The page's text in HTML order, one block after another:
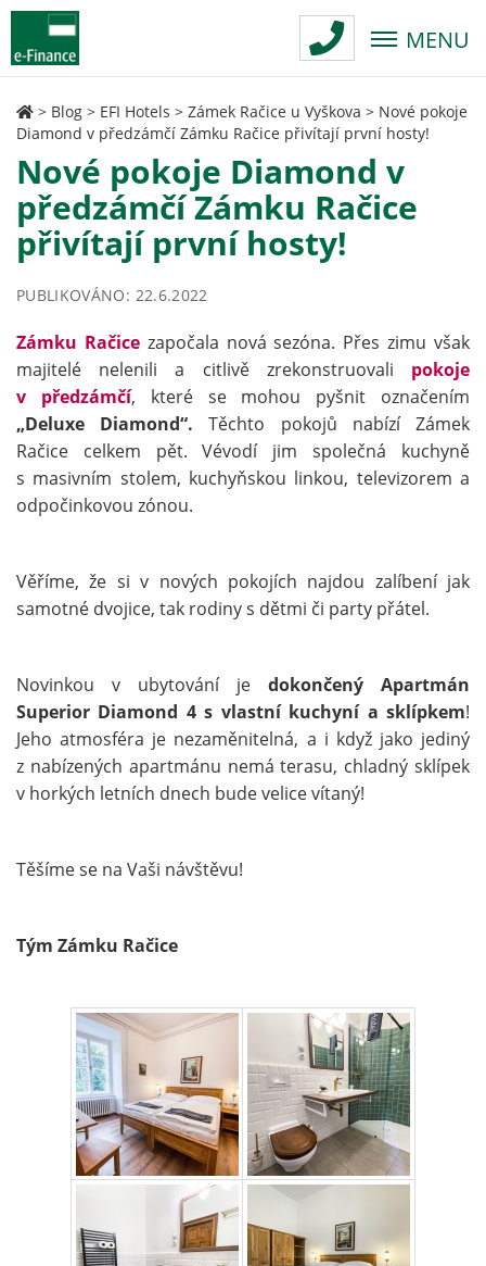
MENU
> Blog > EFI Hotels > Zámek Račice u Vyškova > Nové pokoje
Diamond v předzámčí Zámku Račice přivítají první hosty!
Nové pokoje Diamond v
předzámčí Zámku Račice
přivítají první hosty!
PUBLIKOVÁNO: 22.6.2022
Zámku Račicezapočala nová sezóna. Přes zimu však
majitelé nelenili a citlivě zrekonstruovali pokoje
v předzámčí, které se mohou pyšnit označením
„Deluxe Diamond“. Těchto pokojů nabízí Zámek
Račice celkem pět. Vévodí jim společná kuchyně
s masivním stolem, kuchyňskou linkou, televizorem a
odpočinkovou zónou.
Věříme, že si v nových pokojích najdou zalíbení jak
samotné dvojice, tak rodiny s dětmi či party přátel.
Novinkou v ubytování je dokončený Apartmán
Superior Diamond 4 s vlastní kuchyní a sklípkem!
Jeho atmosféra je nezaměnitelná, a i když jako jediný
z nabízených apartmánu nemá terasu, chladný sklípek
v horkých letních dnech bude velice vítaný!
Těšíme se na Vaši návštěvu!
Tým Zámku Račice